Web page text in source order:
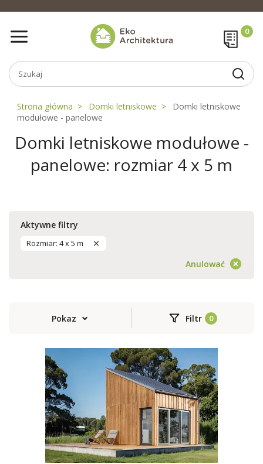
Strona główna Domki letniskowe
Domki letniskowe
modułowe - panelowe
Domki letniskowe modułowe -
panelowe: rozmiar 4 x 5 m
Aktywne filtry
Rozmiar: 4 x 5 m
Anulować
Pokaz Filtr